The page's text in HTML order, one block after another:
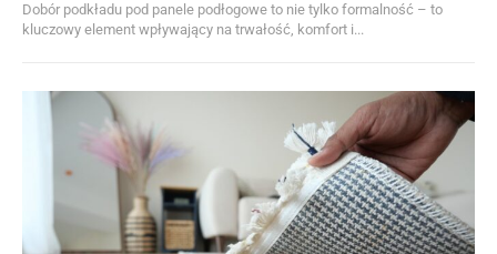
Dobór podkładu pod panele podłogowe to nie tylko formalność – to
kluczowy element wpływający na trwałość, komfort i...